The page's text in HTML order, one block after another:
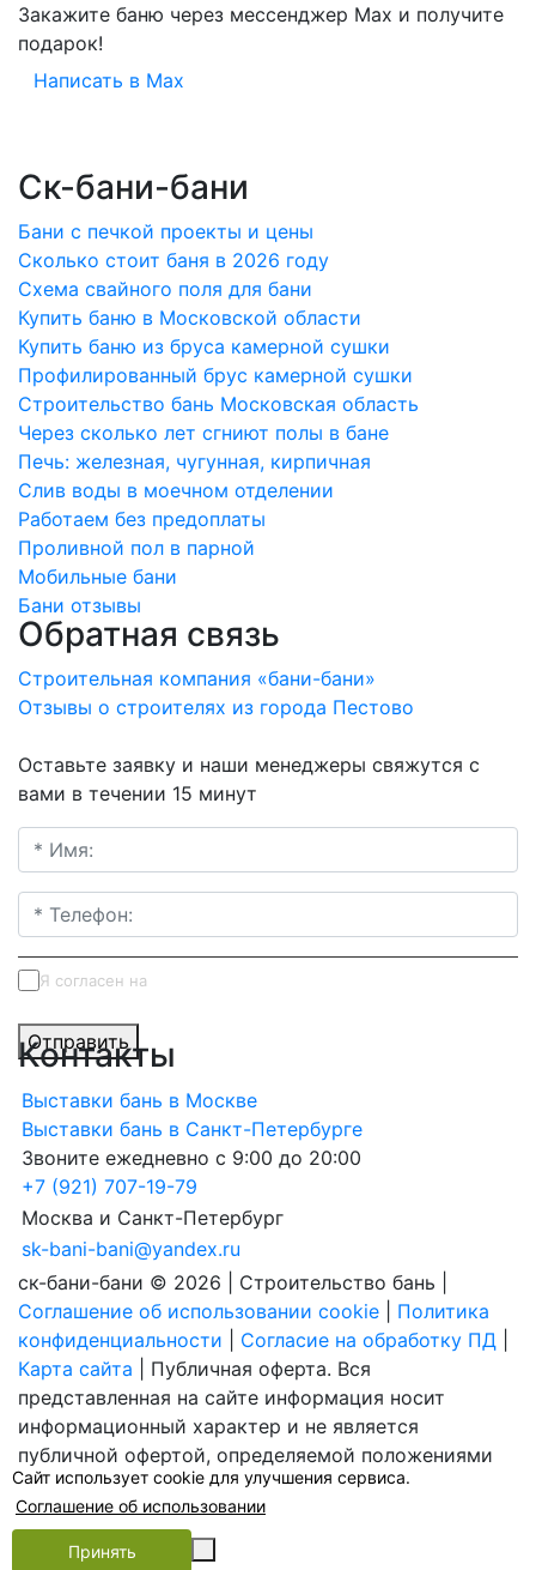
Закажите баню через мессенджер Max и получите
подарок!
Написать в Max
Ск-бани-бани
Бани с печкой проекты и цены
Сколько стоит баня в 2026 году
Схема свайного поля для бани
Купить баню в Московской области
Купить баню из бруса камерной сушки
Профилированный брус камерной сушки
Строительство бань Московская область
Через сколько лет сгниют полы в бане
Печь: железная, чугунная, кирпичная
Слив воды в моечном отделении
Работаем без предоплаты
Проливной пол в парной
Мобильные бани
Бани отзывы
Обратная связь
Строительная компания «бани-бани»
Отзывы о строителях из города Пестово
Оставьте заявку и наши менеджеры свяжутся с
вами в течении 15 минут
Я согласен на
Отправить
Контакты
Выставки бань в Москве
Выставки бань в Санкт-Петербурге
Звоните ежедневно с 9:00 до 20:00
+7 (921) 707-19-79
Москва и Санкт-Петербург
sk-bani-bani@yandex.ru
ск-бани-бани © 2026 | Строительство бань |
Соглашение об использовании cookie
Политика
конфиденциальности
Согласие на обработку ПД
Карта сайта | Публичная оферта. Вся
представленная на сайте информация носит
информационный характер и не является
публичной офертой, определяемой положениями
Статьи 437 (2) Гражданского кодекса Российской
Федерации. | ИП Зайцев К. А. ИНН 531301660823
ОГРН 317784700352926
Сайт использует cookie для улучшения сервиса.
Соглашение об использовании
Принять